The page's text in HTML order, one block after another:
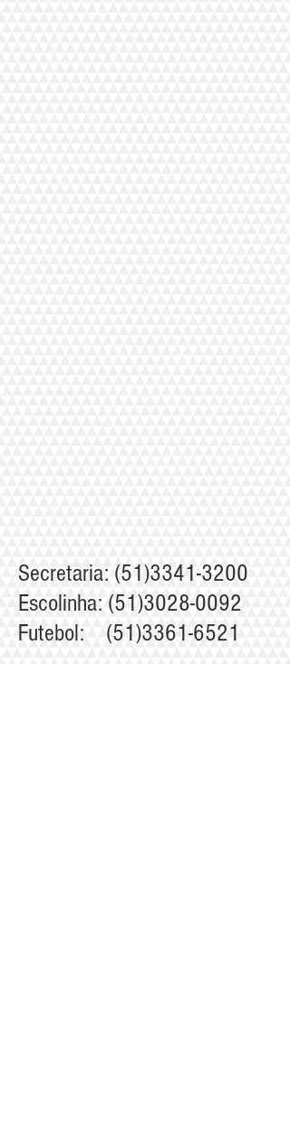
Secretaria: (51)3341-3200
Escolinha: (51)3028-0092
Futebol: (51)3361-6521